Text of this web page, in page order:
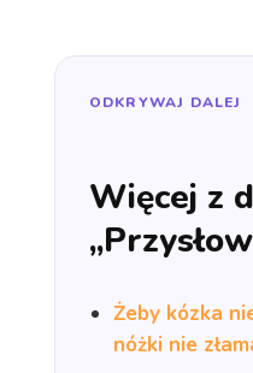
ODKRYWAJ DALEJ
Więcej z
Żeby kózka
nóżki nie